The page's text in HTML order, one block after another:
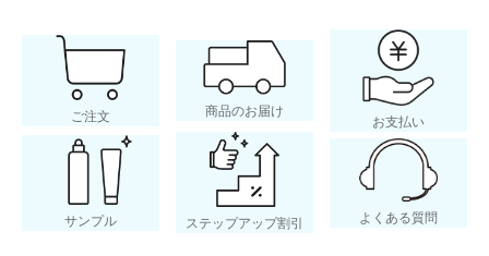
ご注文 商品のお届け
お支払い
サンプル ステップアップ割引 よくある質問